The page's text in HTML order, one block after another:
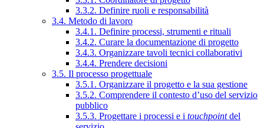
3.3.2. Definire ruoli e responsabilità
3.4. Metodo di lavoro
3.4.1. Definire processi, strumenti e rituali
3.4.2. Curare la documentazione di progetto
3.4.3. Organizzare tavoli tecnici collaborativi
3.4.4. Prendere decisioni
3.5. Il processo progettuale
3.5.1. Organizzare il progetto e la sua gestione
3.5.2. Comprendere il contesto d’uso del servizio
pubblico
3.5.3. Progettare i processi e i touchpointdel